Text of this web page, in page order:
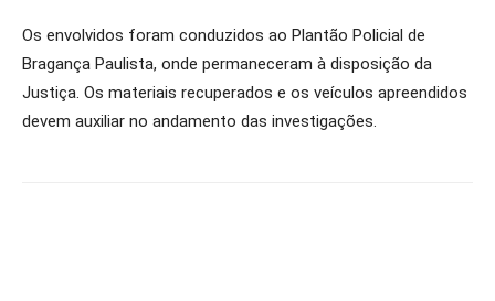
Os envolvidos foram conduzidos ao Plantão Policial de
Bragança Paulista, onde permaneceram à disposição da
Justiça. Os materiais recuperados e os veículos apreendidos
devem auxiliar no andamento das investigações.